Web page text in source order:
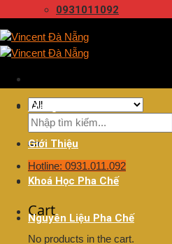
0931011092
Hotline: 0931.011.092
Cart
No products in the cart.
Trang Chủ
Giới Thiệu
Khoá Học Pha Chế
Nguyên Liệu Pha Chế